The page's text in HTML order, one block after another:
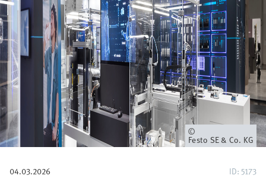
i
g
a
t
i
o
n
Eigentümer
Festo SE & Co. KG
04.03.2026 ID: 5173